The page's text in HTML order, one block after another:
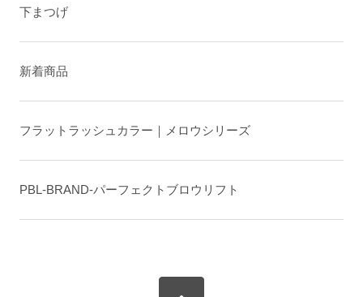
下まつげ
新着商品
フラットラッシュカラー｜メロウシリーズ
PBL-BRAND-パーフェクトブロウリフト